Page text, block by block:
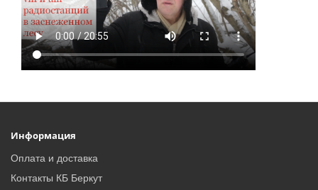
Информация
Оплата и доставка
Контакты КБ Беркут